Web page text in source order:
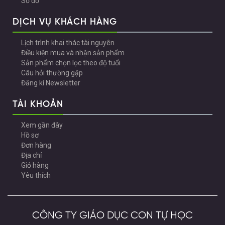
DỊCH VỤ KHÁCH HÀNG
Lịch trình khai thác tài nguyên
Điều kiện mua và nhận sản phẩm
Sản phẩm chọn lọc theo độ tuổi
Câu hỏi thường gặp
Đăng kí Newsletter
TÀI KHOẢN
Xem gần đây
Hồ sơ
Đơn hàng
Địa chỉ
Giỏ hàng
Yêu thích
CÔNG TY GIÁO DỤC CON TỰ HỌC